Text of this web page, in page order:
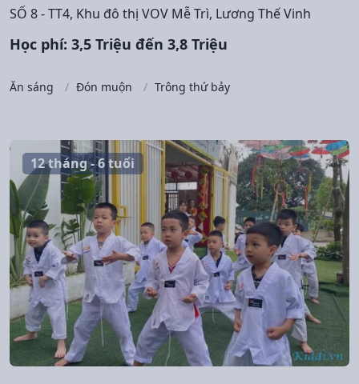
SỐ 8 - TT4, Khu đô thị VOV Mễ Trì, Lương Thế Vinh
Học phí: 3,5 Triệu đến 3,8 Triệu
Ăn sáng Đón muộn Trông thứ bảy
12 tháng - 6 tuổi